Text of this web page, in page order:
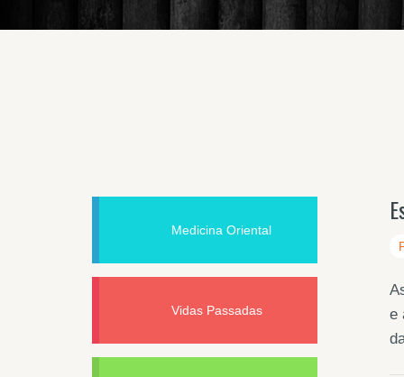
e
Medicina Oriental
Vidas Passadas